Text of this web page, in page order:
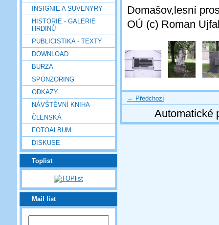
INSIGNIE A SUVENYRY
HISTORIE - GALERIE
HRDINŮ
PUBLICISTIKA - TEXTY
DOWNLOAD
BURZA
SPONZORING
ODKAZY
NÁVŠTĚVNÍ KNIHA
ČLENSKÁ
FOTOALBUM
DISKUSE
Toplist
Mail list
Domašov,lesní
OÚ (c) Roman
← Předchozí
Automatické